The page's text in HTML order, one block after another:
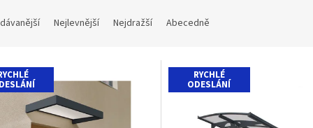
Nejlevnější Nejdražší Abecedně
RYCHLÉ
ODESLÁNÍ